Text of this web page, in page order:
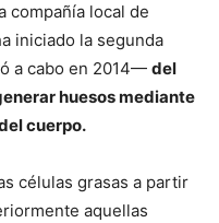
compañía local de
iniciado la segunda
a cabo en 2014— del
huesos mediante
cuerpo.
células grasas a partir
aquellas